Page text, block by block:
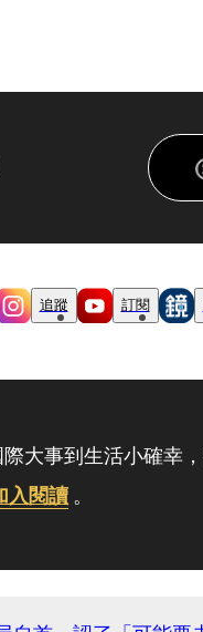
追蹤 訂閱
大事到生活小確幸
入閱讀 。